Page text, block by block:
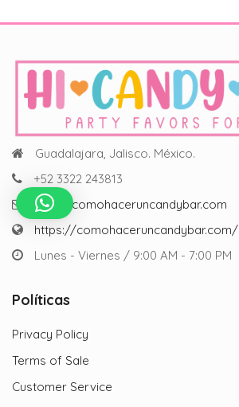
Guadalajara, Jalisco. México.
+52 3322 243813
hola@comohaceruncandybar.com
https://comohaceruncandybar.com/
Lunes - Viernes / 9:00 AM - 7:00 PM
Políticas
Privacy Policy
Terms of Sale
Customer Service